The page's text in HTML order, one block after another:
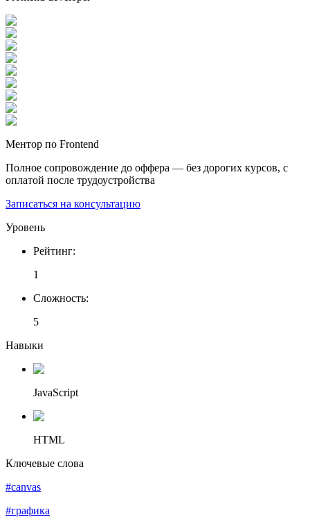
Ментор по Frontend
Полное сопровождение до оффера — без дорогих курсов, с
оплатой после трудоустройства
Записаться на консультацию
Уровень
Рейтинг:
1
Сложность:
5
Навыки
JavaScript
HTML
Ключевые слова
#canvas
#графика